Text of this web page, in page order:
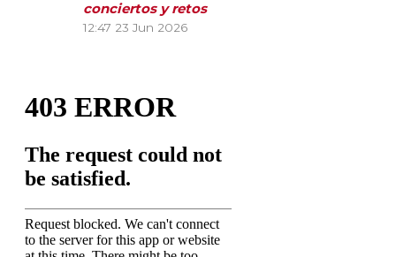
conciertos y retos
12:47 23 Jun 2026